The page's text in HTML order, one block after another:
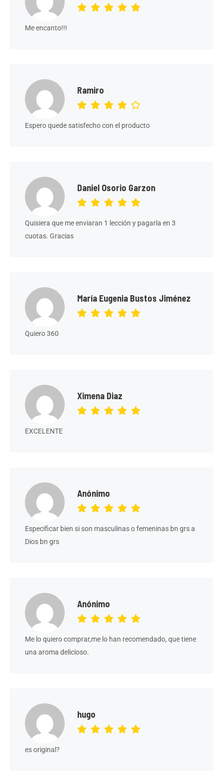
Me encanto!!!
Ramiro
Espero quede satisfecho con el producto
Daniel Osorio Garzon
Quisiera que me enviaran 1 lección y pagarla en 3
cuotas. Gracias
María Eugenia Bustos Jiménez
Quiero 360
Ximena Diaz
EXCELENTE
Anónimo
Especificar bien si son masculinas o femeninas bn grs a
Dios bn grs
Anónimo
Me lo quiero comprar,me lo han recomendado, que tiene
una aroma delicioso.
hugo
es original?